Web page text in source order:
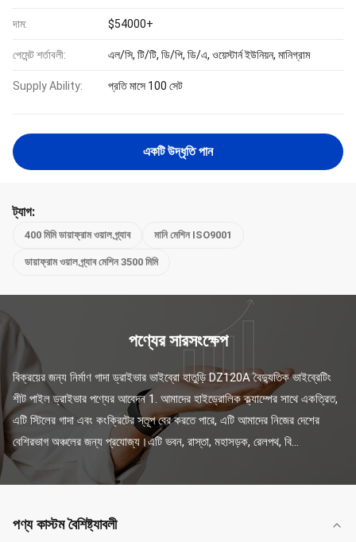
দাম: $54000+
পেমেন্ট শর্তাবলী: এল/সি, টি/টি, ডি/পি, ডি/এ, ওয়েস্টার্ন ইউনিয়ন, মানিগ্রাম
Supply Ability: প্রতি মাসে 100 সেট
একটি উদ্ধৃতি পান
ট্যাগ:
400 মিমি ডায়াফ্রাম ওয়াল গ্র্যাব মানি মেশিন ISO9001
ডায়াফ্রাম ওয়াল গ্র্যাব মেশিন 3500 মিমি
পণ্যের সারসংক্ষেপ
বিক্রয়ের জন্য নির্মাণ গাদা ড্রাইভার ভাইব্রো হাতুড়ি DZ120A বৈদ্যুতিক ভাইব্রেটিং
শীট পাইল ড্রাইভার পণ্যের আবেদন 1. আমাদের হাইড্রোলিক ক্ল্যাম্পের সাথে একত্রিত,
এটি স্টিলের গাদা এবং কংক্রিটের স্তূপ বের করতে পারে, এটি আমাদের নিজের দেশের
বেশিরভাগ অঞ্চলের জন্য প্রযোজ্য।এটি ভবন, রাস্তা, মহাসড়ক, রেলপথ, বি...
পণ্য কাস্টম বৈশিষ্ট্যাবলী